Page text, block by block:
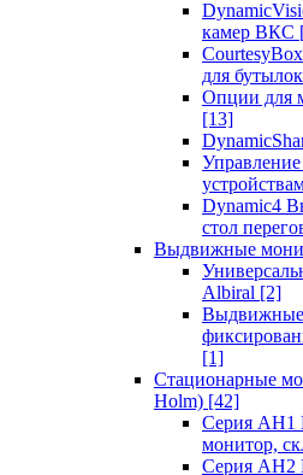
камер ВКС
для
Опции для
[13]
Dynamic4
стол
Выдвижные
Albiral [2]
[1]
Стационарные
Holm) [42]
Серия AH1
монитор,
Серия AH2